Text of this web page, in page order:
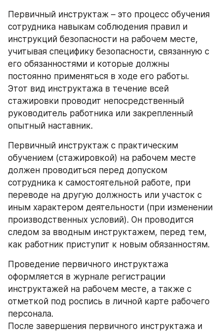
Первичный инструктаж – это процесс обучения
сотрудника навыкам соблюдения правил и
инструкций безопасности на рабочем месте,
учитывая специфику безопасности, связанную с
его обязанностями и которые должны
постоянно применяться в ходе его работы.
Этот вид инструктажа в течение всей
стажировки проводит непосредственный
руководитель работника или закрепленный
опытный наставник.
Первичный инструктаж с практическим
обучением (стажировкой) на рабочем месте
должен проводиться перед допуском
сотрудника к самостоятельной работе, при
переводе на другую должность или участок с
иным характером деятельности (при изменении
производственных условий). Он проводится
следом за вводным инструктажем, перед тем,
как работник приступит к новым обязанностям.
Проведение первичного инструктажа
оформляется в журнале регистрации
инструктажей на рабочем месте, а также с
отметкой под роспись в личной карте рабочего
персонала.
После завершения первичного инструктажа и